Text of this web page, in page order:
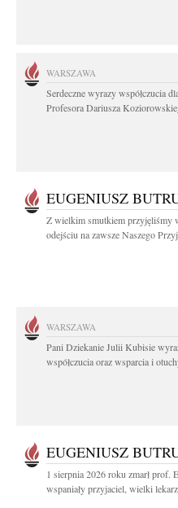
WARSZAWA
Serdeczne wyrazy współczucia
Profesora Dariusza
EUGENIUSZ
Z wielkim smutkiem przyjęliśmy
odejściu na zawsze Naszego
WARSZAWA
Pani Dziekanie Julii Kubisie
współczucia oraz wsparcia i
EUGENIUSZ
1 sierpnia 2026 roku zmarł prof.
wspaniały przyjaciel, wielki